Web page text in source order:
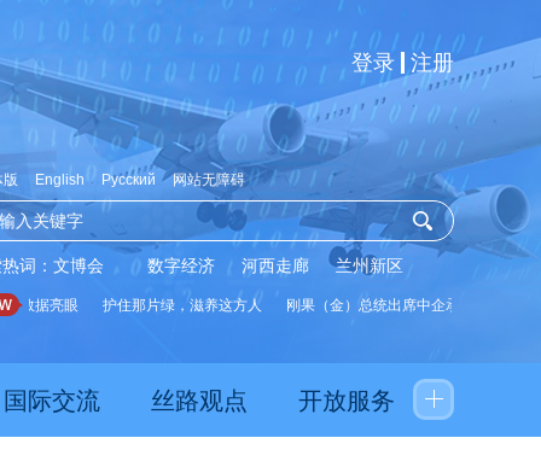
登录 注册
版 English Русский 网站无障碍
词： 文博会 数字经济 河西走廊 兰州新区
数据亮眼 护住那片绿，滋养这方人 刚果（金）总统出席中企承建水厂启用仪
国际交流 丝路观点 开放服务